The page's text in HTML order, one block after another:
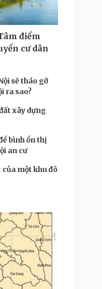
điểm
cư dân
sẽ tháo gỡ
ra sao?
xây dựng
bình ổn thị
an cư
một khu đô